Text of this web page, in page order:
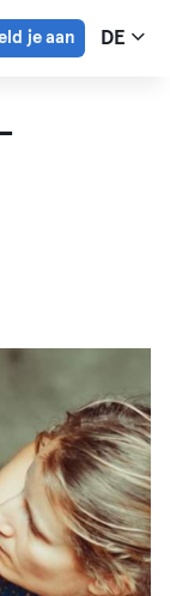
je aan DE